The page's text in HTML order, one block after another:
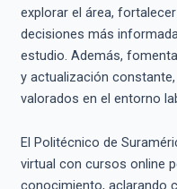
explorar el área,
decisiones más
estudio. Además,
y actualización
valorados en el entorno
El Politécnico de
virtual con cursos online
conocimiento, aclarando